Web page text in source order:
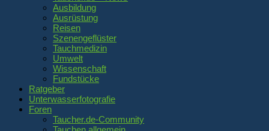
Ausbildung
Ausrüstung
Reisen
Szenengeflüster
Tauchmedizin
Umwelt
Wissenschaft
Fundstücke
Ratgeber
Unterwasserfotografie
Foren
Taucher.de-Community